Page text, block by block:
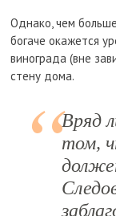
Однако, чем
богаче окажется
винограда (вне
стену дома.
Вряд
том,